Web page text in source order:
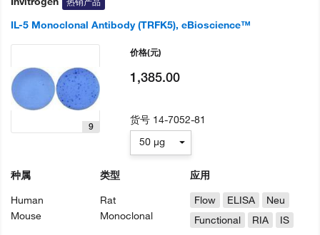
IL-5 Monoclonal Antibody (TRFK5), eBioscience™
9
种属
Human
Mouse
类型
Rat
Monoclonal
应用
Flow
ELISA
Neu
Functional
RIA IS
价格(元)
1,385.00
货号 14-7052-81
50 µg